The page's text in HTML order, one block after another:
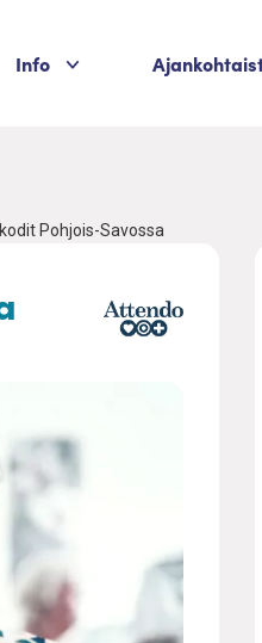
Info Palvelukategoriat
Pohjois-Savossa